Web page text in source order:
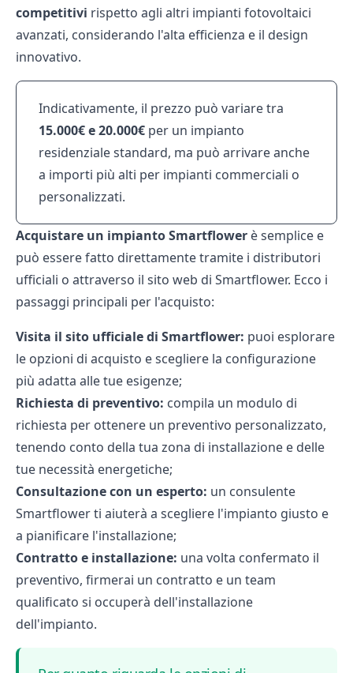
competitivi rispetto agli altri impianti fotovoltaici
avanzati, considerando l'alta efficienza e il design
innovativo.
Indicativamente, il prezzo può variare tra
15.000€ e 20.000€ per un impianto
residenziale standard, ma può arrivare anche
a importi più alti per impianti commerciali o
personalizzati.
Acquistare un impianto Smartflower è semplice e
può essere fatto direttamente tramite i distributori
ufficiali o attraverso il sito web di Smartflower. Ecco i
passaggi principali per l'acquisto:
Visita il sito ufficiale di Smartflower: puoi esplorare
le opzioni di acquisto e scegliere la configurazione
più adatta alle tue esigenze;
Richiesta di preventivo: compila un modulo di
richiesta per ottenere un preventivo personalizzato,
tenendo conto della tua zona di installazione e delle
tue necessità energetiche;
Consultazione con un esperto: un consulente
Smartflower ti aiuterà a scegliere l'impianto giusto e
a pianificare l'installazione;
Contratto e installazione: una volta confermato il
preventivo, firmerai un contratto e un team
qualificato si occuperà dell'installazione
dell'impianto.